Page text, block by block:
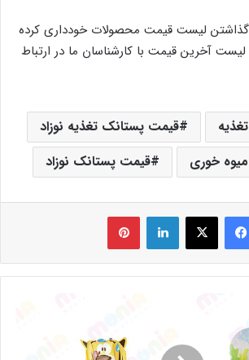
گذاشتن لیست قیمت محصولات خودداری کرده
آخرین قیمت با کارشناسان ما در ارتباط
قیمت پستانک تغذیه نوزاد
خوری
قیمت پستانک نوزاد
فیس بوک X لینکدین ‫پین‌ترست